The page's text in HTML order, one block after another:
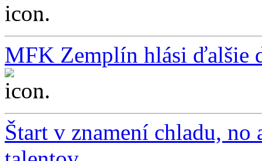
...
MFK Zemplín hlási ďalšie
...
Štart v znamení chladu,